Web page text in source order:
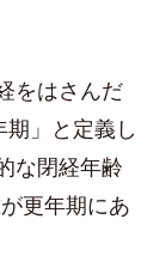
をはさんだ
」と定義し
な閉経年齢
更年期にあ